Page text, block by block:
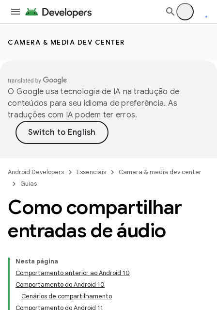
CAMERA & MEDIA DEV CENTER
O Google usa tecnologia de IA na tradução de
conteúdos para seu idioma de preferência. As
traduções com IA podem ter erros.
Android Developers Essenciais
Camera & media dev center
Guias
Como compartilhar
entradas de áudio
Nesta página
Comportamento anterior ao Android 10
Comportamento do Android 10
Cenários de compartilhamento
Comportamento do Android 11